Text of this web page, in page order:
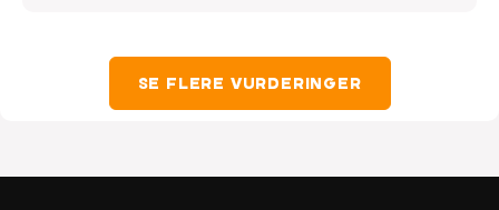
SE FLERE VURDERINGER